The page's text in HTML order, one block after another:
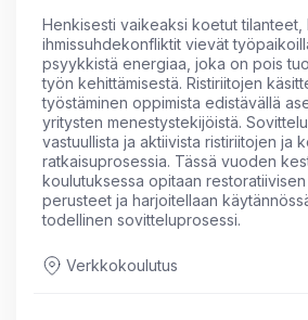
Henkisesti vaikeaksi koetut tilanteet,
ihmissuhdekonfliktit vievät
psyykkistä energiaa, joka on pois
työn kehittämisestä. Ristiriitojen
työstäminen oppimista edistävällä
yritysten menestystekijöistä.
vastuullista ja aktiivista ristiriitojen ja
ratkaisuprosessia. Tässä vuoden
koulutuksessa opitaan
perusteet ja harjoitellaan
todellinen sovitteluprosessi.
Verkkokoulutus